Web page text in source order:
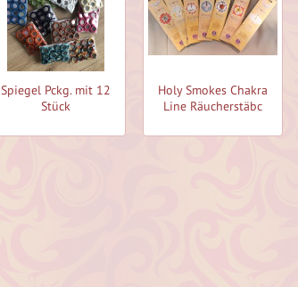
Spiegel Pckg. mit 12
Stück
Holy Smokes Chakra
Line Räucherstäbc